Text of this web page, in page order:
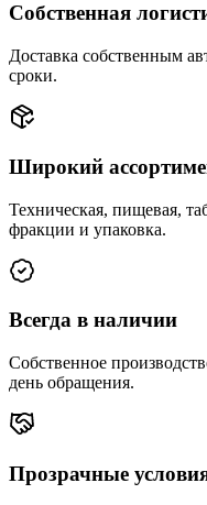
Собственная
Доставка собственным
сроки.
Широкий
Техническая, пищевая,
фракции и упаковка.
Всегда в наличии
Собственное
день обращения.
Прозрачные